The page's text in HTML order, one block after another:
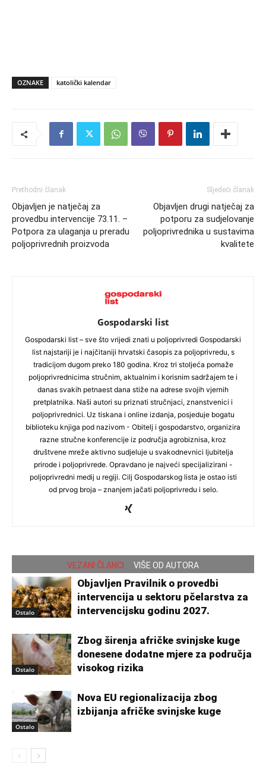
OZNAKE katolički kalendar
Prethodni članak
Objavljen je natječaj za
provedbu intervencije 73.11. –
Potpora za ulaganja u preradu
poljoprivrednih proizvoda
Sljedeći članak
Objavljen drugi natječaj za
potporu za sudjelovanje
poljoprivrednika u sustavima
kvalitete
Gospodarski list
Gospodarski list – sve što vrijedi znati u poljoprivredi Gospodarski
list najstariji je i najčitaniji hrvatski časopis za poljoprivredu, s
tradicijom dugom preko 180 godina. Kroz tri stoljeća pomaže
poljoprivrednicima stručnim, aktualnim i korisnim sadržajem te i
danas svakih petnaest dana stiže na adrese svojih vjernih
pretplatnika. Naši autori su priznati stručnjaci, znanstvenici i
poljoprivrednici. Uz tiskana i online izdanja, posjeduje bogatu
biblioteku knjiga pod nazivom - Obitelj i gospodarstvo, organizira
razne stručne konferencije iz područja agrobiznisa, kroz
društvene mreže aktivno sudjeluje u svakodnevnici ljubitelja
prirode i poljoprivrede. Opravdano je najveći specijalizirani -
poljoprivredni medij u regiji. Cilj Gospodarskog lista je ostao isti
od prvog broja – znanjem jačati poljoprivredu i selo.
VEZANI ČLANCI VIŠE OD AUTORA
Ostalo
Objavljen Pravilnik o provedbi
intervencija u sektoru pčelarstva za
intervencijsku godinu 2027.
Ostalo
Zbog širenja afričke svinjske kuge
donesene dodatne mjere za područja
visokog rizika
Ostalo
Nova EU regionalizacija zbog
izbijanja afričke svinjske kuge